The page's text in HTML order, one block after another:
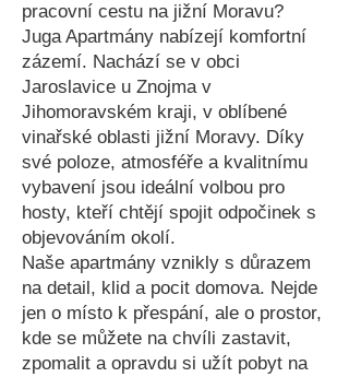
pracovní cestu na jižní Moravu?
Juga Apartmány nabízejí komfortní
zázemí. Nachází se v obci
Jaroslavice u Znojma v
Jihomoravském kraji, v oblíbené
vinařské oblasti jižní Moravy. Díky
své poloze, atmosféře a kvalitnímu
vybavení jsou ideální volbou pro
hosty, kteří chtějí spojit odpočinek s
objevováním okolí.
Naše apartmány vznikly s důrazem
na detail, klid a pocit domova. Nejde
jen o místo k přespání, ale o prostor,
kde se můžete na chvíli zastavit,
zpomalit a opravdu si užít pobyt na